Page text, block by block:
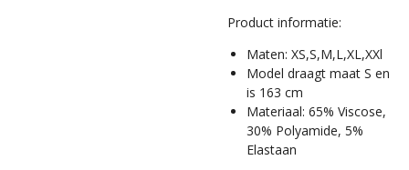
Product informatie:
Maten: XS,S,M,L,XL,XXl
Model draagt maat S en
is 163 cm
Materiaal: 65% Viscose,
30% Polyamide, 5%
Elastaan